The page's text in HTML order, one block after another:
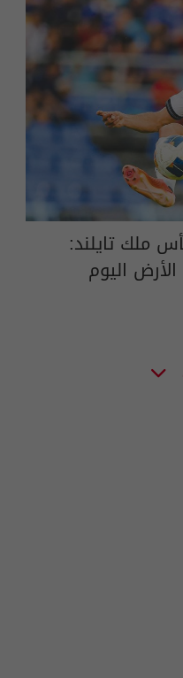
ملك تايلند:
اليوم